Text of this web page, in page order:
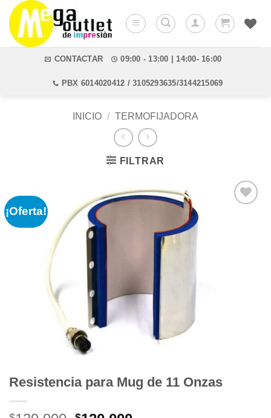
Saltar
contenido
CONTACTAR 09:00 - 13:00 | 14:00- 16:00
PBX 6014020412 / 3105293635/3144215069
INICIO / TERMOFIJADORA
FILTRAR
¡Oferta!
Resistencia para Mug de 11 Onzas